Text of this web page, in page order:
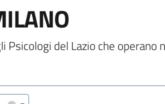
del Lazio che operano